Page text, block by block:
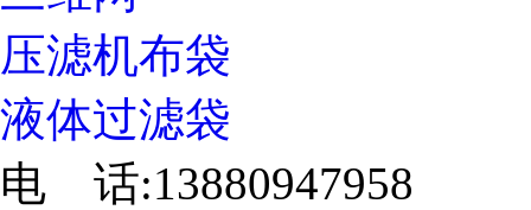
压滤机布袋
液体过滤袋
电 话:13880947958